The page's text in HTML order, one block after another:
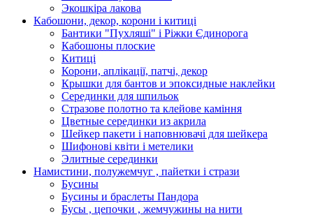
Экошкiра лакова
Кабошони, декор, корони і китиці
Бантики "Пухляші" і Ріжки Єдинорога
Кабошоны плоские
Китиці
Корони, аплікації, патчі, декор
Крышки для бантов и эпоксидные наклейки
Серединки для шпильок
Стразове полотно та клейове каміння
Цветные серединки из акрила
Шейкер пакети і наповнювачі для шейкера
Шифонові квіти і метелики
Элитные серединки
Намистини, полужемчуг , пайетки і стрази
Бусины
Бусины и браслеты Пандора
Бусы , цепочки , жемчужины на нити